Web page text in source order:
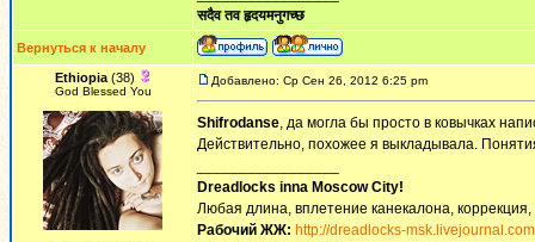
सदैव तव हृदयमनुगच्छ
Вернуться к началу
Ethiopia(38)
God Blessed You
Добавлено: Ср Сен 26, 2012 6:25 pm
Shifrodanse, да могла бы просто в ковычках
Действительно, похожее я выкладывала.
Dreadlocks inna Moscow Сity!
Любая длина, вплетение канекалона,
Рабочий ЖЖ: http://dreadlocks-